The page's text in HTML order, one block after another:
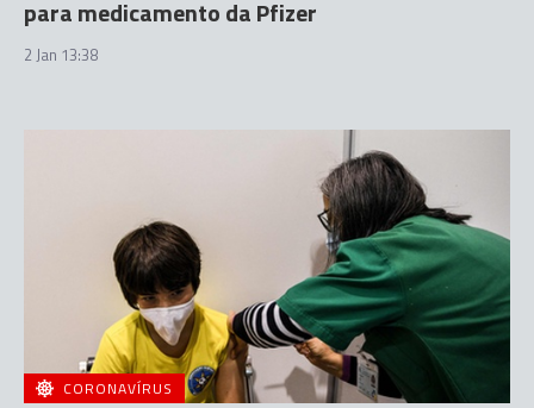
para medicamento da Pfizer
2 Jan 13:38
CORONAVÍRUS